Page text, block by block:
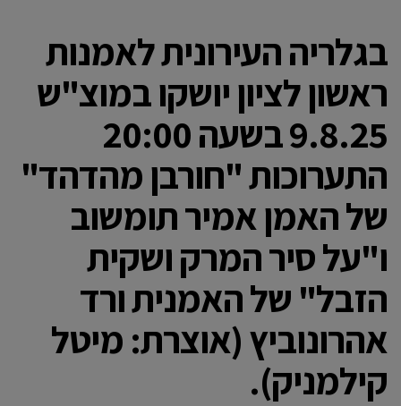
בגלריה העירונית לאמנות
ראשון לציון יושקו במוצ"ש
9.8.25 בשעה 20:00
התערוכות "חורבן מהדהד"
של האמן אמיר תומשוב
ו"על סיר המרק ושקית
הזבל" של האמנית ורד
אהרונוביץ (אוצרת: מיטל
קילמניק).